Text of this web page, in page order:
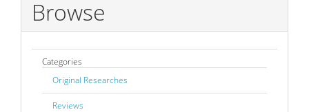
Browse
Categories
Original Researches
Reviews